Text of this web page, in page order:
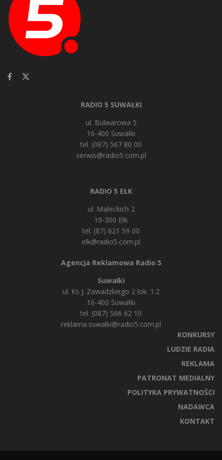
RADIO 5 SUWAŁKI
ul. Bulwarowa 5
16-400 Suwałki
tel. (087) 567 80 00
serwis@radio5.com.pl
RADIO 5 EŁK
ul. Małeckich 2
19-300 Ełk
tel. (87) 621 59 00
elk@radio5.com.pl
Agencja Reklamowa Radio 5
Suwałki
ul. Ks J. Zawadzkiego 2 lok. 1.2
16-400 Suwałki
tel. (087) 566 62 10
reklama.suwalki@radio5.com.pl
KONKURSY
LUDZIE RADIA
REKLAMA
PATRONAT MEDIALNY
POLITYKA PRYWATNOŚCI
NADAWCA
KONTAKT